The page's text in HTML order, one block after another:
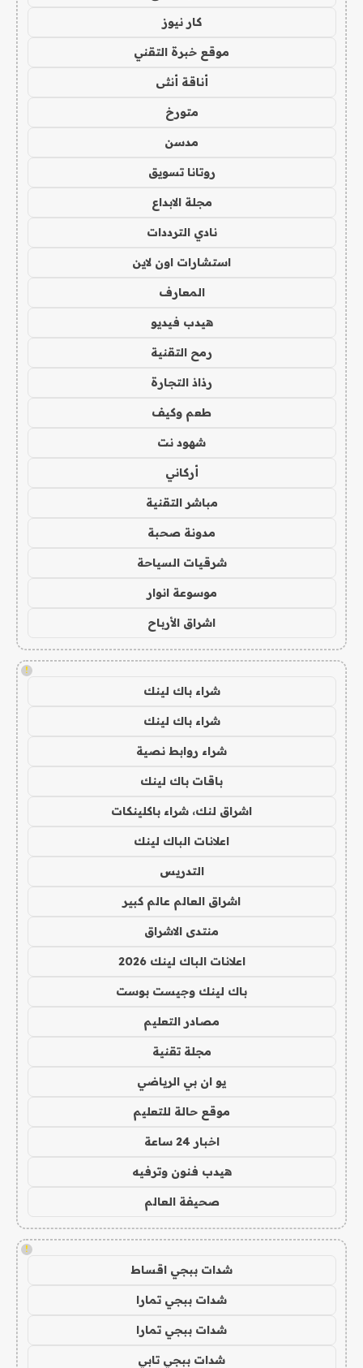
كار نيوز
موقع خبرة التقني
أناقة أنثى
متورخ
مدسن
روتانا تسويق
مجلة الابداع
نادي الترددات
استشارات اون لاين
المعارف
هيدب فيديو
رمح التقنية
رذاذ التجارة
طعم وكيف
شهود نت
أركاني
مباشر التقنية
مدونة صحبة
شرقيات السياحة
موسوعة انوار
اشراق الأرباح
!
شراء باك لينك
شراء باك لينك
شراء روابط نصية
باقات باك لينك
اشراق لنك، شراء باكلينكات
اعلانات الباك لينك
التدريس
اشراق العالم عالم كبير
منتدى الاشراق
اعلانات الباك لينك 2026
باك لينك وجيست بوست
مصادر التعليم
مجلة تقنية
يو ان بي الرياضي
موقع حالة للتعليم
اخبار 24 ساعة
هيدب فنون وترفيه
صحيفة العالم
!
شدات ببجي اقساط
شدات ببجي تمارا
شدات ببجي تمارا
شدات ببجي تابي